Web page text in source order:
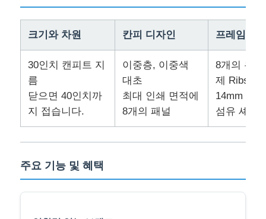
연락처
뉴스
크기와 차원 칸피 디자인 프레임 구
30인치 캔피트 지
름
닫으면 40인치까
지 접습니다.
이중층, 이중색
대초
최대 인쇄 면적에
8개의 패널
8개의 유
제 Ribs
14mm 지
섬유 셰프
주요 기능 및 혜택